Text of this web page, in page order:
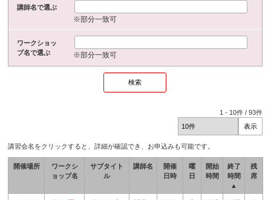
講師名で選ぶ
※部分一致可
ワークショッ
プ名で選ぶ
※部分一致可
1 - 10件 /93件
講習会名をクリックすると、詳細が確認でき、お申込みも可能です。
開催場所
ワークシ
ョップ名
サブタイト
ル
講師名
開催
日時
曜
日
開始
時間
終了
時間
▲
残
席